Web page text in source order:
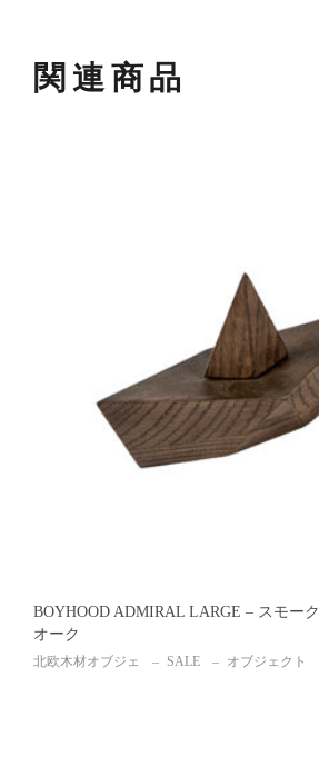
関連商品
BOYHOOD ADMIRAL LARGE – スモーク
オーク
北欧木材オブジェ SALE オブジェクト